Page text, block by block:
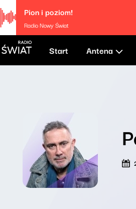
Pion i poziom!
Radio Nowy Świat
Start Antena